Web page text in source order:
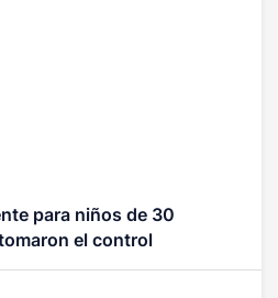
para niños de 30
el control